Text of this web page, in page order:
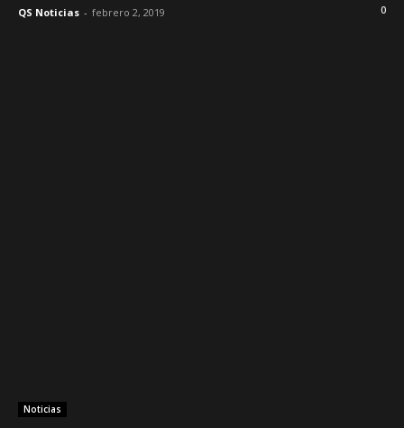
QS Noticias - febrero 2, 2019 0
Noticias